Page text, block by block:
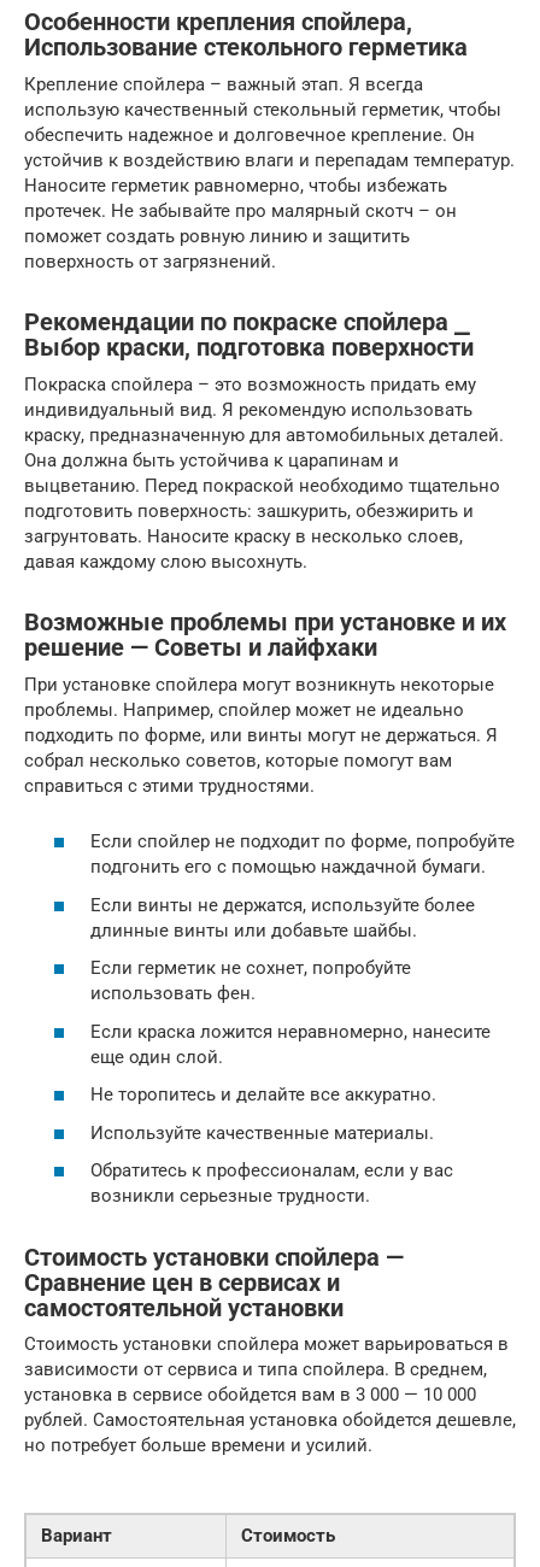
Особенности крепления спойлера,
Использование стекольного герметика
Крепление спойлера – важный этап. Я всегда
использую качественный стекольный герметик, чтобы
обеспечить надежное и долговечное крепление. Он
устойчив к воздействию влаги и перепадам температур.
Наносите герметик равномерно, чтобы избежать
протечек. Не забывайте про малярный скотч – он
поможет создать ровную линию и защитить
поверхность от загрязнений.
Рекомендации по покраске спойлера ⎯
Выбор краски, подготовка поверхности
Покраска спойлера – это возможность придать ему
индивидуальный вид. Я рекомендую использовать
краску, предназначенную для автомобильных деталей.
Она должна быть устойчива к царапинам и
выцветанию. Перед покраской необходимо тщательно
подготовить поверхность: зашкурить, обезжирить и
загрунтовать. Наносите краску в несколько слоев,
давая каждому слою высохнуть.
Возможные проблемы при установке и их
решение — Советы и лайфхаки
При установке спойлера могут возникнуть некоторые
проблемы. Например, спойлер может не идеально
подходить по форме, или винты могут не держаться. Я
собрал несколько советов, которые помогут вам
справиться с этими трудностями.
Если спойлер не подходит по форме, попробуйте
подгонить его с помощью наждачной бумаги.
Если винты не держатся, используйте более
длинные винты или добавьте шайбы.
Если герметик не сохнет, попробуйте
использовать фен.
Если краска ложится неравномерно, нанесите
еще один слой.
Не торопитесь и делайте все аккуратно.
Используйте качественные материалы.
Обратитесь к профессионалам, если у вас
возникли серьезные трудности.
Стоимость установки спойлера —
Сравнение цен в сервисах и
самостоятельной установки
Стоимость установки спойлера может варьироваться в
зависимости от сервиса и типа спойлера. В среднем,
установка в сервисе обойдется вам в 3 000 — 10 000
рублей. Самостоятельная установка обойдется дешевле,
но потребует больше времени и усилий.
Вариант
Стоимость